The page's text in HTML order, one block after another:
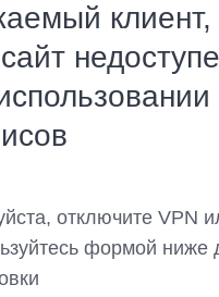
клиент,
отключите VPN
формой ниже